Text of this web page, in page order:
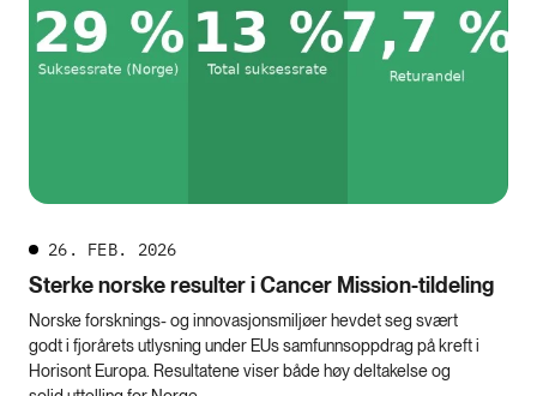
26. FEB. 2026
Sterke norske resulter i Cancer Mission-tildeling
Norske forsknings- og innovasjonsmiljøer hevdet seg svært
godt i fjorårets utlysning under EUs samfunnsoppdrag på kreft i
Horisont Europa. Resultatene viser både høy deltakelse og